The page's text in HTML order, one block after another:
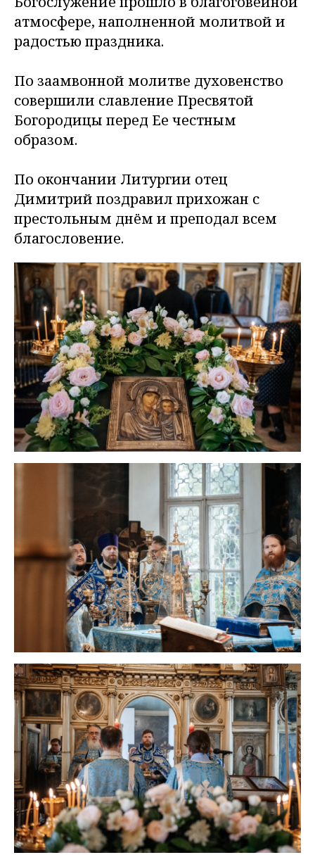
атмосфере, наполненной молитвой и
радостью праздника.
По заамвонной молитве духовенство
совершили славление Пресвятой
Богородицы перед Ее честным
образом.
По окончании Литургии отец
Димитрий поздравил прихожан с
престольным днём и преподал всем
благословение.